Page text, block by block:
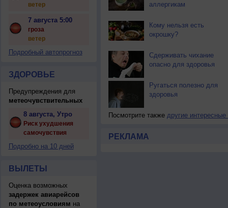
ветер
7 августа 5:00
гроза
ветер
Подробный автопрогноз
ЗДОРОВЬЕ
Предупреждения для
метеочувствительных
8 августа, Утро
Риск ухудшения
самочувствия
Подробно на 10 дней
ВЫЛЕТЫ
Оценка возможных
задержек авиарейсов
по метеоусловиям на
аллергикам
Кому нельзя есть
окрошку?
Сдерживать чихание
опасно для здоровья
Ругаться полезно для
здоровья
Посмотрите также другие интересные
РЕКЛАМА